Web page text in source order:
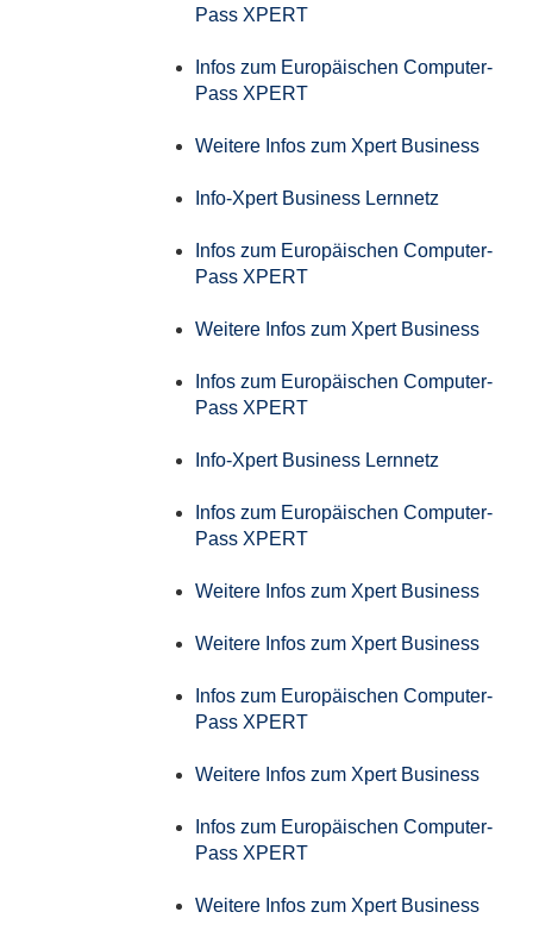
Pass XPERT
Infos zum Europäischen Computer-
Pass XPERT
Weitere Infos zum Xpert Business
Info-Xpert Business Lernnetz
Infos zum Europäischen Computer-
Pass XPERT
Weitere Infos zum Xpert Business
Infos zum Europäischen Computer-
Pass XPERT
Info-Xpert Business Lernnetz
Infos zum Europäischen Computer-
Pass XPERT
Weitere Infos zum Xpert Business
Weitere Infos zum Xpert Business
Infos zum Europäischen Computer-
Pass XPERT
Weitere Infos zum Xpert Business
Infos zum Europäischen Computer-
Pass XPERT
Weitere Infos zum Xpert Business